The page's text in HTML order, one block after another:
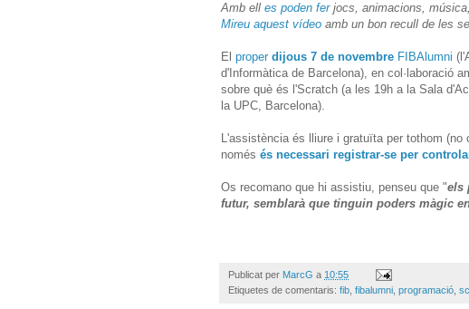
Amb ell es poden ferjocs, animacions,
Mireu aquest vídeo amb un bon recull de les
El proper dijous 7 de novembre FIBAlumni
d'Informàtica de Barcelona), en col·laboració
sobre què és l'Scratch (a les 19h a la Sala
la UPC, Barcelona).
L'assistència és lliure i gratuïta per tothom (no
només és necessari registrar-se per
Os recomano que hi assistiu, penseu que "els
futur, semblarà que tinguin poders màgic
Publicat per MarcG a 10:55
Etiquetes de comentaris: fib fibalumni programació